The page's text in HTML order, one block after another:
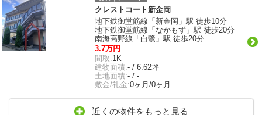
クレストコート新金岡
地下鉄御堂筋線「新金岡」駅 徒歩10分
地下鉄御堂筋線「なかもず」駅 徒歩20分
南海高野線「白鷺」駅 徒歩20分
3.7万円
間取:1K
建物面積:- / 6.62坪
土地面積:- / -
敷金/礼金:0ヶ月/0ヶ月
近くの物件をもっと見る